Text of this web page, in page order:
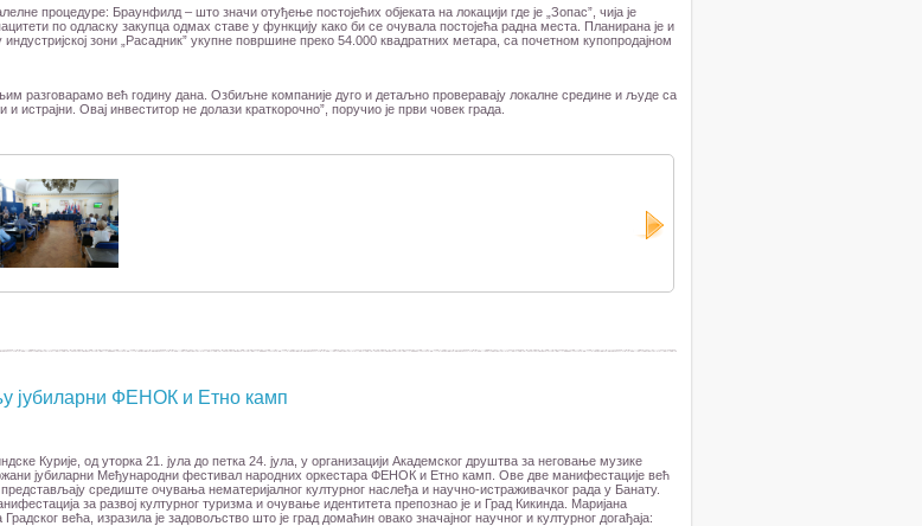
процедуре: Браунфилд – што значи отуђење постојећих објеката на локацији где је „Зопас”, чија је
по одласку закупца одмах ставе у функцију како би се очувала постојећа радна места. Планирана је и
зони „Расадник” укупне површине преко 54.000 квадратних метара, са почетном купопродајном
разговарамо већ годину дана. Озбиљне компаније дуго и детаљно проверавају локалне средине и људе са
Овај инвеститор не долази краткорочно”, поручио је први човек града.
јубиларни ФЕНОК и Етно камп
Курије, од уторка 21. јула до петка 24. јула, у организацији Академског друштва за неговање музике
јубиларни Међународни фестивал народних оркестара ФЕНОК и Етно камп. Ове две манифестације већ
средиште очувања нематеријалног културног наслеђа и научно-истраживачког рада у Банату.
за развој културног туризма и очување идентитета препознао је и Град Кикинда. Маријана
већа, изразила је задовољство што је град домаћин овако значајног научног и културног догађаја: